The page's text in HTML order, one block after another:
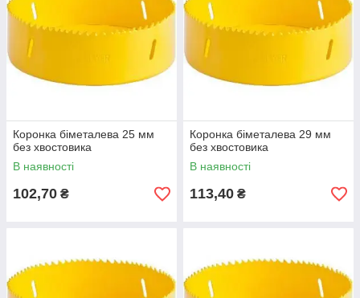
Коронка біметалева 25 мм
без хвостовика
В наявності
102,70 ₴
Коронка біметалева 29 мм
без хвостовика
В наявності
113,40 ₴